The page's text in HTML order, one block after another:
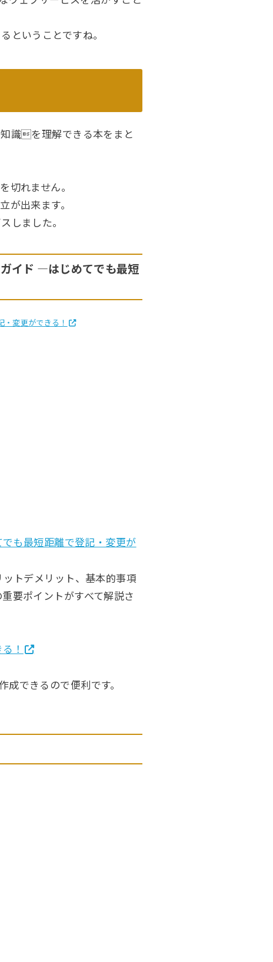
ということですね。
識を理解できる本をまと
切れません。
が出来ます。
しました。
イド ―はじめてでも最短
変更ができる！
も最短距離で登記・変更が
トデメリット、基本的事項
要ポイントがすべて解説さ
！
できるので便利です。